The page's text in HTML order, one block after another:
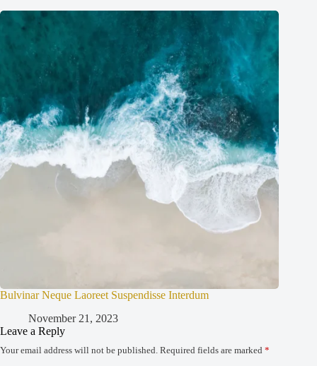
Bulvinar Neque Laoreet Suspendisse Interdum
November 21, 2023
Leave a Reply
Your email address will not be published. Required fields are marked *